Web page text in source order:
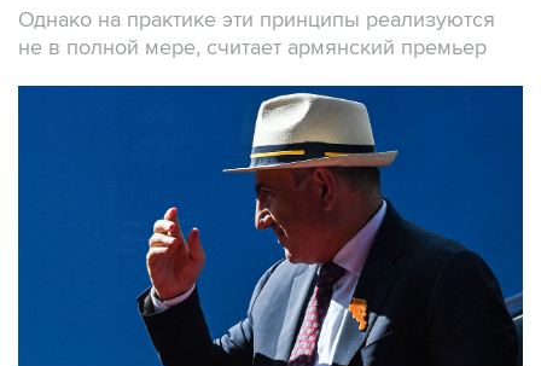
Однако на практике эти принципы реализуются
не в полной мере, считает армянский премьер